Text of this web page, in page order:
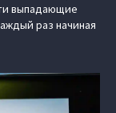
выпадающие
раз начиная